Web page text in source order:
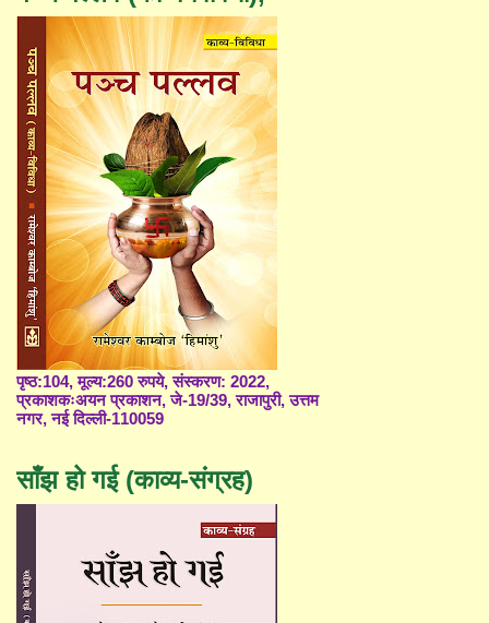
पृष्ठ:104, मूल्य:260 रुपये, संस्करण: 2022,
प्रकाशकःअयन प्रकाशन, जे-19/39, राजापुरी, उत्तम
नगर, नई दिल्ली-110059
साँझ हो गई (काव्य-संग्रह)